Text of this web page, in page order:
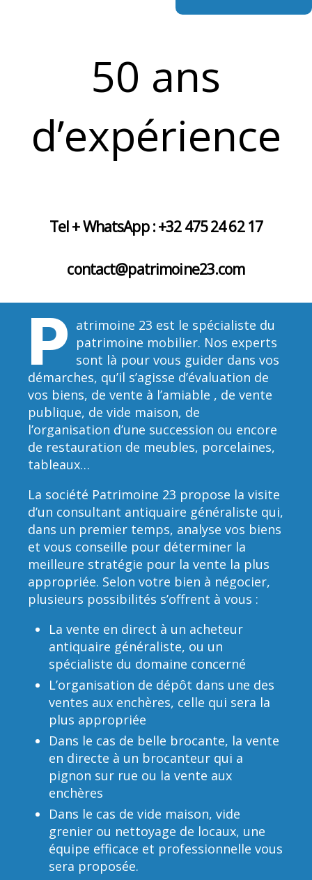
50 ans
d’expérience
Tel + WhatsApp : +32 475 24 62 17
contact@patrimoine23.com
P atrimoine 23 est le spécialiste du
patrimoine mobilier. Nos experts
sont là pour vous guider dans vos
démarches, qu’il s’agisse d’évaluation de
vos biens, de vente à l’amiable , de vente
publique, de vide maison, de
l’organisation d’une succession ou encore
de restauration de meubles, porcelaines,
tableaux…
La société Patrimoine 23 propose la visite
d’un consultant antiquaire généraliste qui,
dans un premier temps, analyse vos biens
et vous conseille pour déterminer la
meilleure stratégie pour la vente la plus
appropriée. Selon votre bien à négocier,
plusieurs possibilités s’offrent à vous :
La vente en direct à un acheteur
antiquaire généraliste, ou un
spécialiste du domaine concerné
L’organisation de dépôt dans une des
ventes aux enchères, celle qui sera la
plus appropriée
Dans le cas de belle brocante, la vente
en directe à un brocanteur qui a
pignon sur rue ou la vente aux
enchères
Dans le cas de vide maison, vide
grenier ou nettoyage de locaux, une
équipe efficace et professionnelle vous
sera proposée.